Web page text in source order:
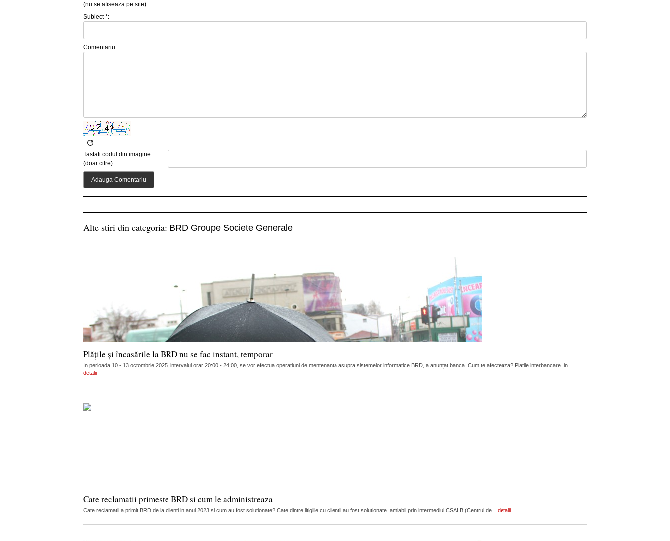
(nu se afiseaza pe site)
Subiect *:
Comentariu:
Tastati codul din imagine
(doar cifre)
Alte stiri din categoria: BRD Groupe Societe Generale
Plățile și încasările la BRD nu se fac instant, temporar
In perioada 10 - 13 octombrie 2025, intervalul orar 20:00 - 24:00, se vor efectua operatiuni de mentenanta asupra sistemelor informatice BRD, a anunțat banca. Cum te afecteaza? Platile interbancare in...
detalii
Cate reclamatii primeste BRD si cum le administreaza
Cate reclamatii a primit BRD de la clienti in anul 2023 si cum au fost solutionate? Cate dintre litigiile cu clientii au fost solutionate amiabil prin intermediul CSALB (Centrul de... detalii